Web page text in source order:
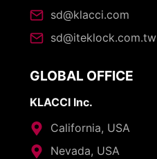
sd@klacci.com
sd@iteklock.com.tw
GLOBAL OFFICE
KLACCI Inc.
California, USA
Nevada, USA